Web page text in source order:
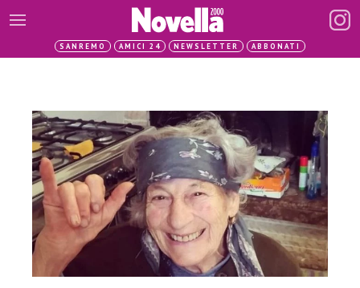
SANREMO AMICI 24 NEWSLETTER ABBONATI